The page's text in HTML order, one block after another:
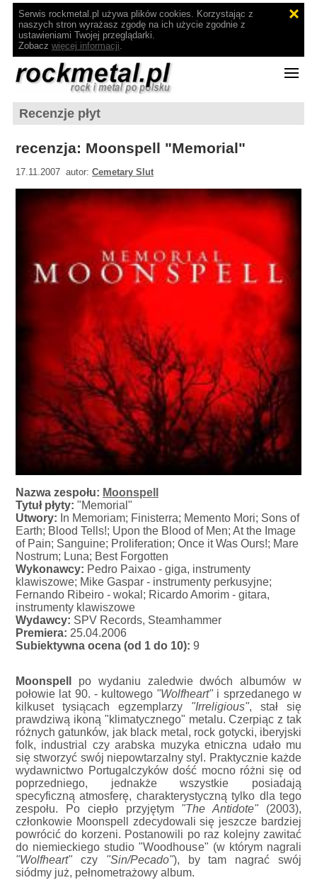
Serwis rockmetal.pl używa plików cookies. Korzystając z
naszych stron wyrażasz zgodę na ich użycie zgodnie z
ustawieniami Twojej przeglądarki.
Zobacz więcej informacji.
Recenzje płyt
recenzja: Moonspell "Memorial"
17.11.2007 autor:Cemetary Slut
Nazwa zespołu: Moonspell
Tytuł płyty: "Memorial"
Utwory: In Memoriam; Finisterra; Memento Mori; Sons of
Earth; Blood Tells!; Upon the Blood of Men; At the Image
of Pain; Sanguine; Proliferation; Once it Was Ours!; Mare
Nostrum; Luna; Best Forgotten
Wykonawcy: Pedro Paixao - giga, instrumenty
klawiszowe; Mike Gaspar - instrumenty perkusyjne;
Fernando Ribeiro - wokal; Ricardo Amorim - gitara,
instrumenty klawiszowe
Wydawcy: SPV Records, Steamhammer
Premiera: 25.04.2006
Subiektywna ocena (od 1 do 10): 9
Moonspell
po wydaniu zaledwie dwóch albumów w
połowie lat 90. - kultowego "Wolfheart"i sprzedanego w
kilkuset tysiącach egzemplarzy "Irreligious", stał się
prawdziwą ikoną "klimatycznego" metalu. Czerpiąc z tak
różnych gatunków, jak black metal, rock gotycki, iberyjski
folk, industrial czy arabska muzyka etniczna udało mu
się stworzyć swój niepowtarzalny styl. Praktycznie każde
wydawnictwo Portugalczyków dość mocno różni się od
poprzedniego, jednakże wszystkie posiadają
specyficzną atmosferę, charakterystyczną tylko dla tego
zespołu. Po ciepło przyjętym "The Antidote"(2003),
członkowie Moonspell zdecydowali się jeszcze bardziej
powrócić do korzeni. Postanowili po raz kolejny zawitać
do niemieckiego studio "Woodhouse" (w którym nagrali
"Wolfheart"czy "Sin/Pecado"), by tam nagrać swój
siódmy już, pełnometrażowy album.